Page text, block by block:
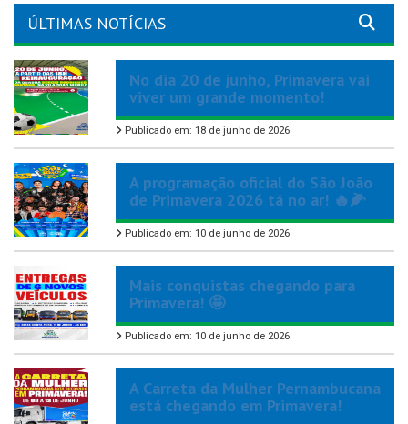
ÚLTIMAS NOTÍCIAS
No dia 20 de junho, Primavera vai
viver um grande momento!
Publicado em: 18 de junho de 2026
A programação oficial do São João
de Primavera 2026 tá no ar! 🔥🌽
Publicado em: 10 de junho de 2026
Mais conquistas chegando para
Primavera! 🤩
Publicado em: 10 de junho de 2026
A Carreta da Mulher Pernambucana
está chegando em Primavera!